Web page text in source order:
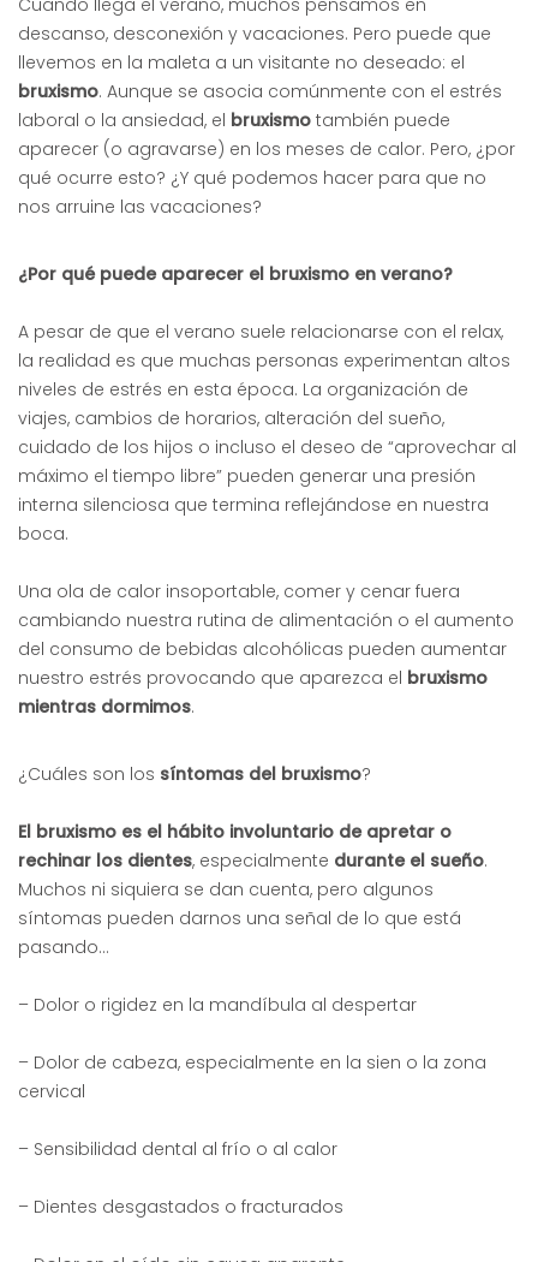
Cuando llega el verano, muchos pensamos en
descanso, desconexión y vacaciones. Pero puede que
llevemos en la maleta a un visitante no deseado: el
bruxismo. Aunque se asocia comúnmente con el estrés
laboral o la ansiedad, el bruxismo también puede
aparecer (o agravarse) en los meses de calor. Pero, ¿por
qué ocurre esto? ¿Y qué podemos hacer para que no
nos arruine las vacaciones?
¿Por qué puede aparecer el bruxismo en verano?
A pesar de que el verano suele relacionarse con el relax,
la realidad es que muchas personas experimentan altos
niveles de estrés en esta época. La organización de
viajes, cambios de horarios, alteración del sueño,
cuidado de los hijos o incluso el deseo de “aprovechar al
máximo el tiempo libre” pueden generar una presión
interna silenciosa que termina reflejándose en nuestra
boca.
Una ola de calor insoportable, comer y cenar fuera
cambiando nuestra rutina de alimentación o el aumento
del consumo de bebidas alcohólicas pueden aumentar
nuestro estrés provocando que aparezca el bruxismo
mientras dormimos.
¿Cuáles son los síntomas del bruxismo?
El bruxismo es el hábito involuntario de apretar o
rechinar los dientes, especialmente durante el sueño.
Muchos ni siquiera se dan cuenta, pero algunos
síntomas pueden darnos una señal de lo que está
pasando…
– Dolor o rigidez en la mandíbula al despertar
– Dolor de cabeza, especialmente en la sien o la zona
cervical
– Sensibilidad dental al frío o al calor
– Dientes desgastados o fracturados